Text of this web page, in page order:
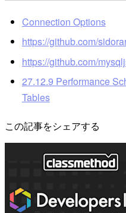
Connection Options
https://github.com/
https://github.com/
27.12.9 Performance
Tables
この記事をシェアする